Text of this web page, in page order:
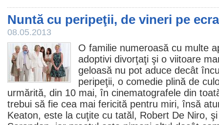
Nuntă cu peripeţii, de vineri pe
08.05.2013
O familie numeroasă cu multe
adoptivi divorţaţi şi o viitoare
geloasă nu pot aduce decât
peripeţii, o comedie plină de
urmărită, din 10 mai, în cinematografele din
trebui să fie cea mai fericită pentru miri, însă
Keaton, este la cuţite cu tatăl, Robert De Niro,